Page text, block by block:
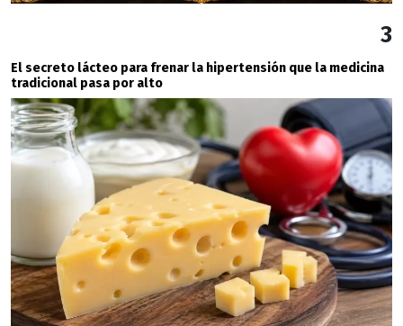
3
El secreto lácteo para frenar la hipertensión que la medicina
tradicional pasa por alto